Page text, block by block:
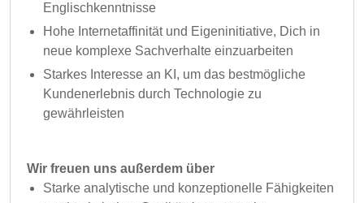
Englischkenntnisse
Hohe Internetaffinität und Eigeninitiative, Dich in
neue komplexe Sachverhalte einzuarbeiten
Starkes Interesse an KI, um das bestmögliche
Kundenerlebnis durch Technologie zu
gewährleisten
Wir freuen uns außerdem über
Starke analytische und konzeptionelle Fähigkeiten